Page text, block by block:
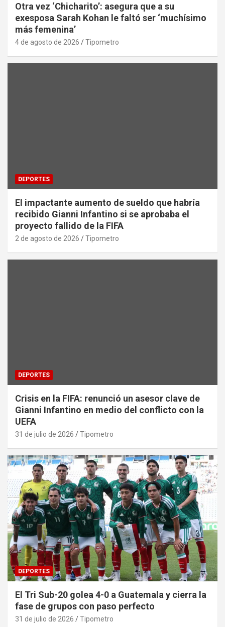
Otra vez ‘Chicharito’: asegura que a su
exesposa Sarah Kohan le faltó ser ‘muchísimo
más femenina’
4 de agosto de 2026 Tipometro
DEPORTES
El impactante aumento de sueldo que habría
recibido Gianni Infantino si se aprobaba el
proyecto fallido de la FIFA
2 de agosto de 2026 Tipometro
DEPORTES
Crisis en la FIFA: renunció un asesor clave de
Gianni Infantino en medio del conflicto con la
UEFA
31 de julio de 2026 Tipometro
DEPORTES
El Tri Sub-20 golea 4-0 a Guatemala y cierra la
fase de grupos con paso perfecto
31 de julio de 2026 Tipometro